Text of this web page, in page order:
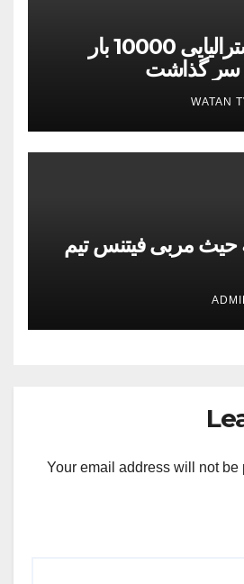
اسمیت باتر استرالیایی 10000 بار
گذاشت
حیث مربی فیتنس تیم
Your email address will not be